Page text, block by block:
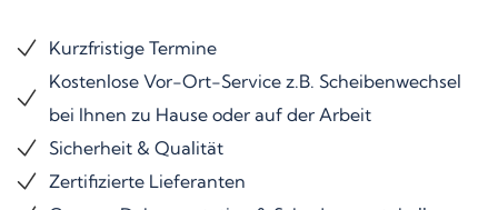
Kurzfristige Termine
Kostenlose Vor-Ort-Service z.B. Scheibenwechsel
bei Ihnen zu Hause oder auf der Arbeit
Sicherheit & Qualität
Zertifizierte Lieferanten